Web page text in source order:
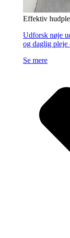
Effektiv
Udforsk nøje
og daglig pleje
Se mere